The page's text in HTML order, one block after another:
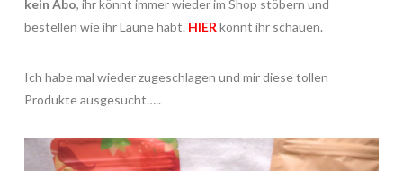
kein Abo, ihr könnt immer wieder im Shop stöbern und
bestellen wie ihr Laune habt. HIERkönnt ihr schauen.
Ich habe mal wieder zugeschlagen und mir diese tollen
Produkte ausgesucht…..